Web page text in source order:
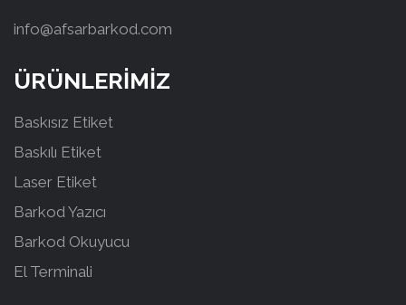
info@afsarbarkod.com
ÜRÜNLERİMİZ
Baskısız Etiket
Baskılı Etiket
Laser Etiket
Barkod Yazıcı
Barkod Okuyucu
El Terminali